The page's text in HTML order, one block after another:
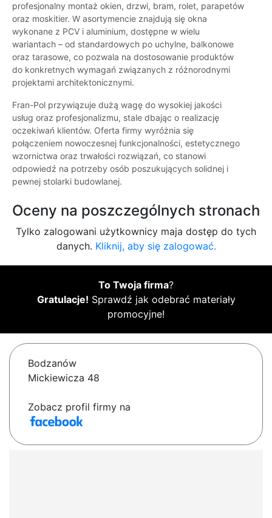
profesjonalny montaż okien, drzwi, bram, rolet, parapetów
oraz moskitier. W asortymencie znajdują się okna
wykonane z PCV i aluminium, dostępne w wielu
wariantach – od standardowych po uchylne, balkonowe
oraz tarasowe, co pozwala na dostosowanie produktów
do konkretnych wymagań związanych z różnorodnymi
projektami architektonicznymi.
Fran-Pol przywiązuje dużą wagę do wysokiej jakości
usług oraz profesjonalizmu, stale dbając o realizację
oczekiwań klientów. Oferta firmy wyróżnia się
połączeniem nowoczesnej funkcjonalności, estetycznego
wzornictwa oraz trwałości rozwiązań, co stanowi
odpowiedź na potrzeby osób poszukujących solidnej i
pewnej stolarki budowlanej.
Oceny na poszczególnych stronach
Tylko zalogowani użytkownicy maja dostęp do tych
danych. Kliknij, aby się zalogować.
To Twoja firma?
Gratulacje! Sprawdź jak odebrać materiały
promocyjne!
Bodzanów
Mickiewicza 48
Zobacz profil firmy na